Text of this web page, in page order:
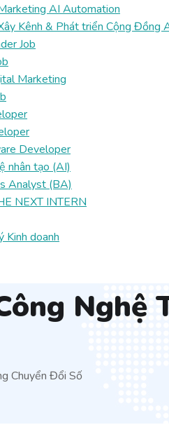
AI Automation
Kênh & Phát triển Cộng Đồng
Job
Marketing
Developer
nhân tạo (AI)
Analyst (BA)
NEXT INTERN
Kinh doanh
Nghệ
Chuyển Đổi Số